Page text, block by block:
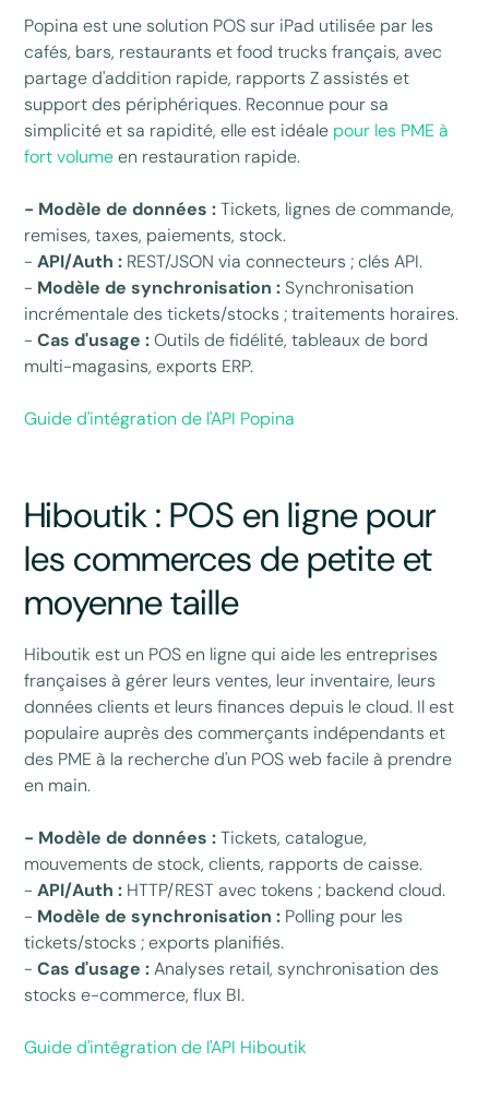
Popina est une solution POS sur iPad utilisée par les
cafés, bars, restaurants et food trucks français, avec
partage d'addition rapide, rapports Z assistés et
support des périphériques. Reconnue pour sa
simplicité et sa rapidité, elle est idéale pour les PME à
fort volumeen restauration rapide.
- Modèle de données :Tickets, lignes de commande,
remises, taxes, paiements, stock.
-API/Auth : REST/JSON via connecteurs ; clés API.
- Modèle de synchronisation :Synchronisation
incrémentale des tickets/stocks ; traitements horaires.
-Cas d'usage :Outils de fidélité, tableaux de bord
multi-magasins, exports ERP.
Guide d'intégration de l'API Popina
Hiboutik : POS en ligne pour
les commerces de petite et
moyenne taille
Hiboutik est un POS en ligne qui aide les entreprises
françaises à gérer leurs ventes, leur inventaire, leurs
données clients et leurs finances depuis le cloud. Il est
populaire auprès des commerçants indépendants et
des PME à la recherche d'un POS web facile à prendre
en main.
- Modèle de données :Tickets, catalogue,
mouvements de stock, clients, rapports de caisse.
-API/Auth : HTTP/REST avec tokens ; backend cloud.
- Modèle de synchronisation : Polling pour les
tickets/stocks ; exports planifiés.
-Cas d'usage :Analyses retail, synchronisation des
stocks e-commerce, flux BI.
Guide d'intégration de l'API Hiboutik